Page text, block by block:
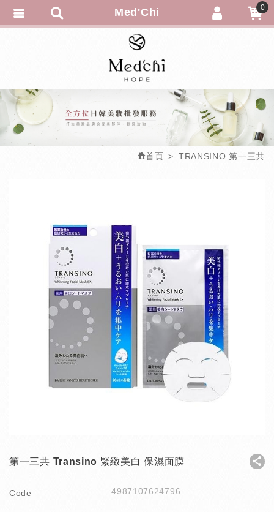
首頁 TRANSINO 第一三共
第一三共 Transino 緊緻美白 保濕面膜
Code 4987107624796
Med'Chi 0
會員登入
會員註冊
忘記密碼
-追蹤清單
匯款通知